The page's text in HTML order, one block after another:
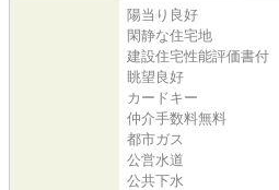
陽当り良好
閑静な住宅地
建設住宅性能評価書付
眺望良好
カードキー
仲介手数料無料
都市ガス
公営水道
公共下水